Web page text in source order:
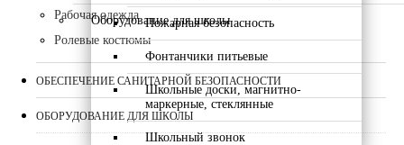
Оборудование для школы
Пожарная безопасность
Фонтанчики питьевые
Школьные доски, магнитно-
маркерные, стеклянные
Школьный звонок
Рабочая одежда
Ролевые костюмы
ОБЕСПЕЧЕНИЕ САНИТАРНОЙ БЕЗОПАСНОСТИ
ОБОРУДОВАНИЕ ДЛЯ ШКОЛЫ